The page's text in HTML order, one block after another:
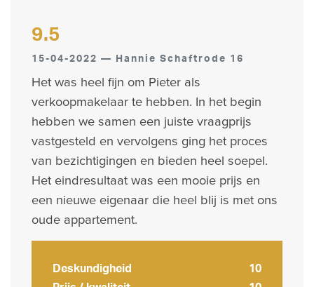
9.5
15-04-2022 — Hannie Schaftrode 16
Het was heel fijn om Pieter als
verkoopmakelaar te hebben. In het begin
hebben we samen een juiste vraagprijs
vastgesteld en vervolgens ging het proces
van bezichtigingen en bieden heel soepel.
Het eindresultaat was een mooie prijs en
een nieuwe eigenaar die heel blij is met ons
oude appartement.
Deskundigheid
10